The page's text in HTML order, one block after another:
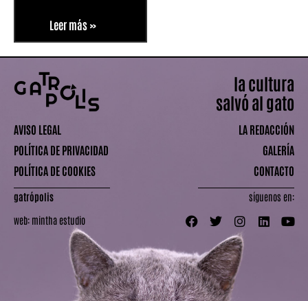
Leer más »
AVISO LEGAL
POLÍTICA DE PRIVACIDAD
POLÍTICA DE COOKIES
gatrópolis
web: mintha estudio
la cultura
salvó al gato
LA REDACCIÓN
GALERÍA
CONTACTO
síguenos en: